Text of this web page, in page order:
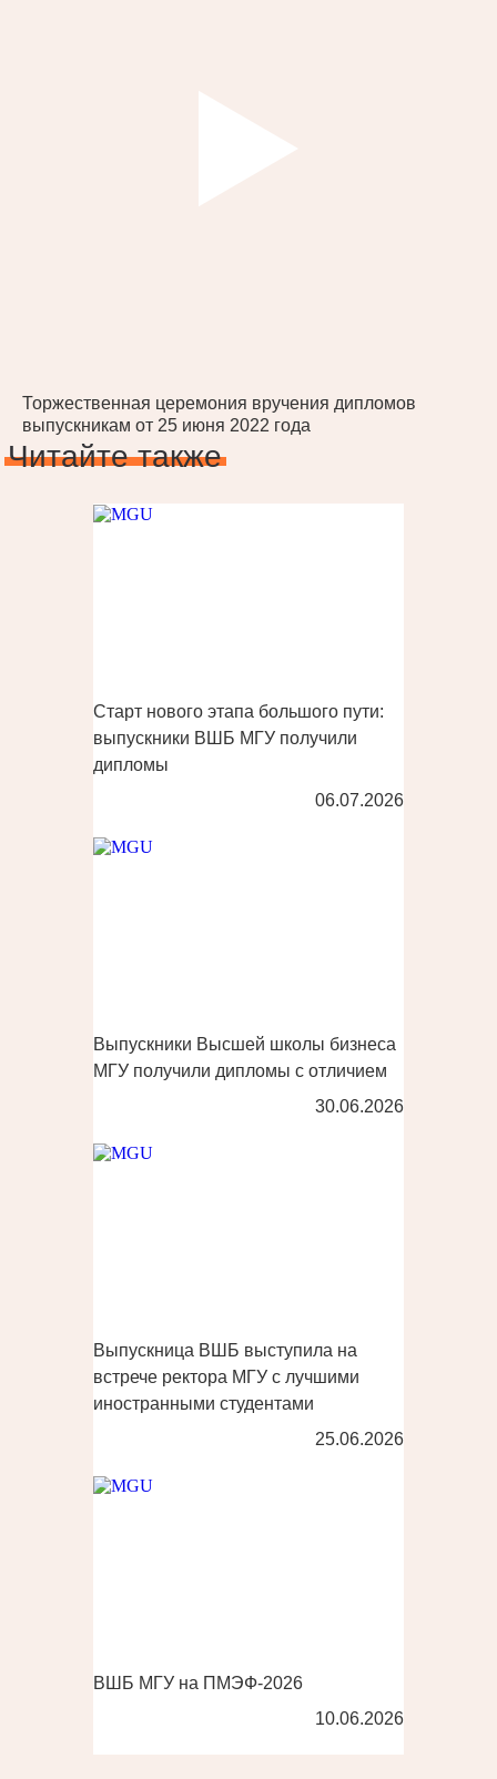
Торжественная церемония вручения дипломов
выпускникам от 25 июня 2022 года
Читайте также
Старт нового этапа большого пути:
выпускники ВШБ МГУ получили
дипломы
06.07.2026
Выпускники Высшей школы бизнеса
МГУ получили дипломы с отличием
30.06.2026
Выпускница ВШБ выступила на
встрече ректора МГУ с лучшими
иностранными студентами
25.06.2026
ВШБ МГУ на ПМЭФ-2026
10.06.2026